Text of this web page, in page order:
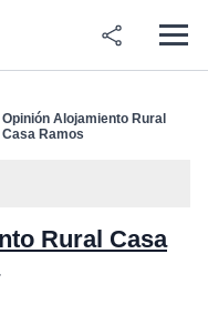
Opinión Alojamiento Rural
Casa Ramos
Rural Casa